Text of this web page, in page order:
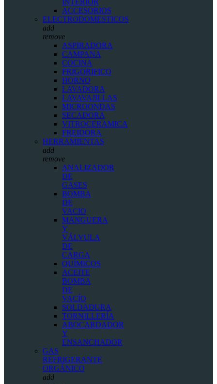
INTERIOR
ACCESORIOS
ELECTRODOMESTICOS
add
remove
ASPIRADORA
CAMPANA
COCINA
FRIGORIFICO
HORNO
LAVADORA
LAVAVAJILLAS
MICROONDAS
SECADORA
VITROCERAMICA
FREIDORA
HERRAMIENTAS
add
remove
ANALIZADOR
DE
GASES
BOMBA
DE
VACIO
MANGUERA
Y
VÁLVULA
DE
CARGA
QUÍMICOS
ACEITE
BOMBA
DE
VACÍO
SOLDADURA
TORNILLERÍA
ABOCARDADOR
Y
ENSANCHADOR
GAS
REFRIGERANTE
ORGÁNICO
add